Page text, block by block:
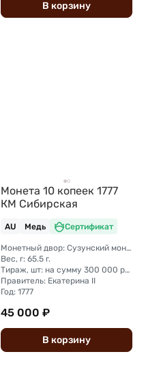
В корзину
Монета 10 копеек 1777
КМ Сибирская
AU Медь Сертификат
Монетный двор: Сузунский монетный двор (Сибирь)
Вес, г: 65.5 г.
Тираж, шт: на сумму 300 000 рублей (сумма 10 копеек + 5 копеек +2 копейки + 1 копейка + денга + полушка)
Правитель: Екатерина II
Год: 1777
45 000 ₽
В корзину